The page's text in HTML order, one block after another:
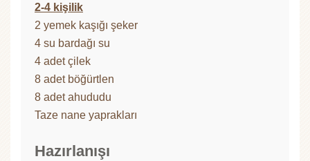
2-4 kişilik
2 yemek kaşığı şeker
4 su bardağı su
4 adet çilek
8 adet böğürtlen
8 adet ahududu
Taze nane yaprakları
Hazırlanışı